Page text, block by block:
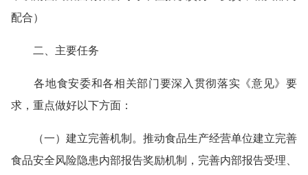
配合）
二、主要任务
各地食安委和各相关部门要深入贯彻落实《意见》要
求，重点做好以下方面：
（一）建立完善机制。推动食品生产经营单位建立完善
食品安全风险隐患内部报告奖励机制，完善内部报告受理、